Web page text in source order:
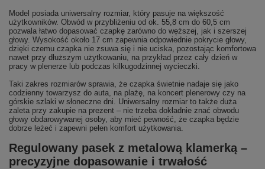
Model posiada uniwersalny rozmiar, który pasuje na większość
użytkowników. Obwód w przybliżeniu od ok. 55,8 cm do 60,5 cm
pozwala łatwo dopasować czapkę zarówno do węższej, jak i szerszej
głowy. Wysokość około 17 cm zapewnia odpowiednie pokrycie głowy,
dzięki czemu czapka nie zsuwa się i nie uciska, pozostając komfortowa
nawet przy dłuższym użytkowaniu, na przykład przez cały dzień w
pracy w plenerze lub podczas kilkugodzinnej wycieczki.
Taki zakres rozmiarów sprawia, że czapka świetnie nadaje się jako
codzienny towarzysz do auta, na plażę, na koncert plenerowy czy na
górskie szlaki w słoneczne dni. Uniwersalny rozmiar to także duża
zaleta przy zakupie na prezent – nie trzeba dokładnie znać obwodu
głowy obdarowywanej osoby, aby mieć pewność, że czapka będzie
dobrze leżeć i zapewni pełen komfort użytkowania.
Regulowany pasek z metalową klamerką –
precyzyjne dopasowanie i trwałość